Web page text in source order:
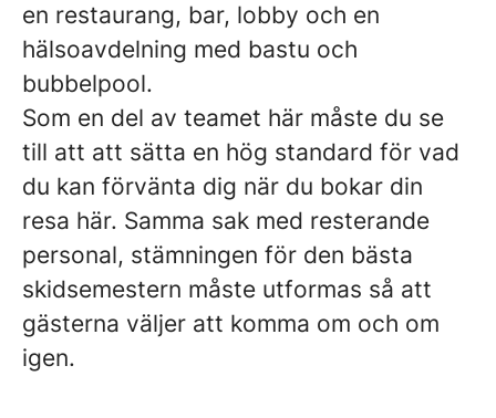
en restaurang, bar, lobby och en
hälsoavdelning med bastu och
bubbelpool.
Som en del av teamet här måste du se
till att att sätta en hög standard för vad
du kan förvänta dig när du bokar din
resa här. Samma sak med resterande
personal, stämningen för den bästa
skidsemestern måste utformas så att
gästerna väljer att komma om och om
igen.